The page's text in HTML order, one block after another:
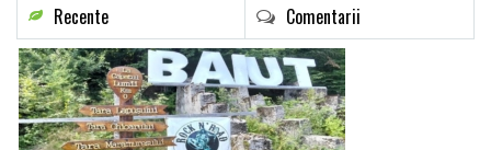
Recente Comentarii